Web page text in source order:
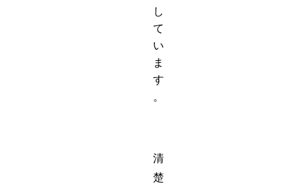
し
て
い
ま
す
。
清
楚